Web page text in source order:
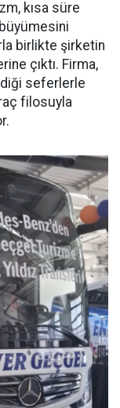
kısa süre
birlikte şirketin
çıktı. Firma,
seferlerle
filosuyla